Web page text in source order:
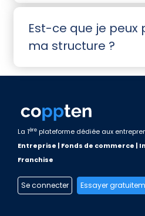
Est-ce que je peux
ma structure ?
La 1ère plateforme dédiée aux
Entreprise | Fonds de commerce |
Franchise
Se connecter Essayer